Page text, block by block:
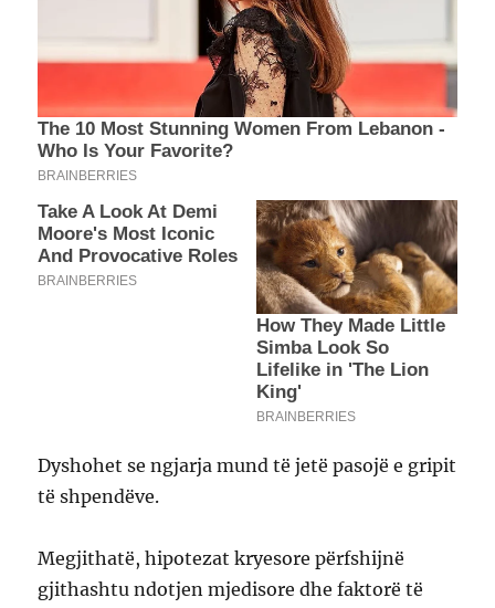
Dyshohet se ngjarja mund të jetë pasojë e gripit
të shpendëve.
Megjithatë, hipotezat kryesore përfshijnë
gjithashtu ndotjen mjedisore dhe faktorë të